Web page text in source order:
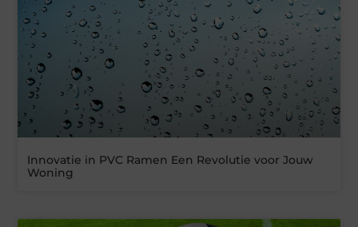
Innovatie in PVC Ramen Een Revolutie voor Jouw
Woning